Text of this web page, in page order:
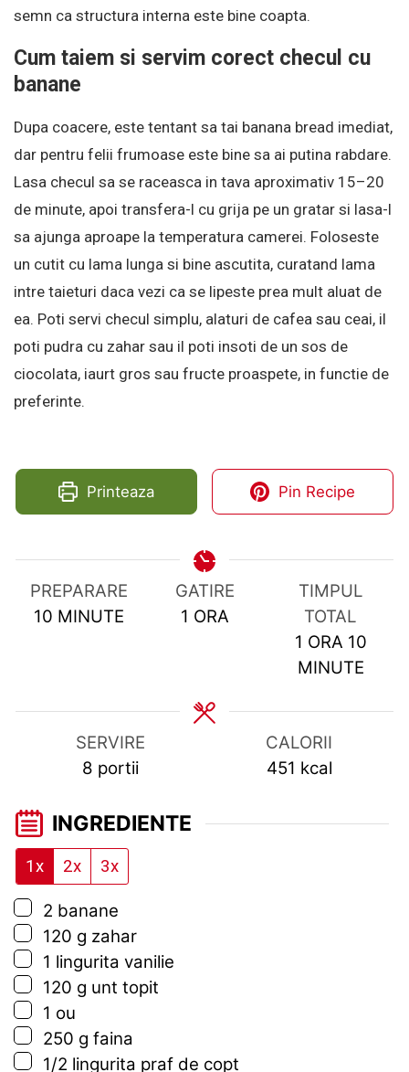
semn ca structura interna este bine coapta.
Cum taiem si servim corect checul cu
banane
Dupa coacere, este tentant sa tai banana bread imediat,
dar pentru felii frumoase este bine sa ai putina rabdare.
Lasa checul sa se raceasca in tava aproximativ 15–20
de minute, apoi transfera-l cu grija pe un gratar si lasa-l
sa ajunga aproape la temperatura camerei. Foloseste
un cutit cu lama lunga si bine ascutita, curatand lama
intre taieturi daca vezi ca se lipeste prea mult aluat de
ea. Poti servi checul simplu, alaturi de cafea sau ceai, il
poti pudra cu zahar sau il poti insoti de un sos de
ciocolata, iaurt gros sau fructe proaspete, in functie de
preferinte.
Printeaza Pin Recipe
PREPARARE
10MINUTES
MINUTE
GATIRE
1 HOUR
ORA
TIMPUL
TOTAL
1 HOUR
ORA 10
MINUTE
SERVIRE
8 portii
CALORII
451 kcal
INGREDIENTE
1x 2x 3x
▢
2 banane
▢
120 g zahar
▢
1 lingurita vanilie
▢
120 g unt topit
▢
1 ou
▢
250 g faina
▢
1/2 lingurita praf de copt